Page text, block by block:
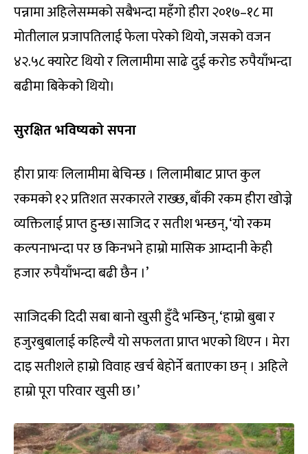
पन्नामा अहिलेसम्मको सबैभन्दा महँगो हीरा २०१७–१८ मा
मोतीलाल प्रजापतिलाई फेला परेको थियो, जसको वजन
४२.५८ क्यारेट थियो र लिलामीमा साढे दुई करोड रुपैयाँभन्दा
बढीमा बिकेको थियो।
सुरक्षित भविष्यको सपना
हीरा प्रायः लिलामीमा बेचिन्छ । लिलामीबाट प्राप्त कुल
रकमको १२ प्रतिशत सरकारले राख्छ, बाँकी रकम हीरा खोज्ने
व्यक्तिलाई प्राप्त हुन्छ।साजिद र सतीश भन्छन्, ‘यो रकम
कल्पनाभन्दा पर छ किनभने हाम्रो मासिक आम्दानी केही
हजार रुपैयाँभन्दा बढी छैन ।’
साजिदकी दिदी सबा बानो खुसी हुँदै भन्छिन्, ‘हाम्रो बुबा र
हजुरबुबालाई कहिल्यै यो सफलता प्राप्त भएको थिएन । मेरा
दाइ सतीशले हाम्रो विवाह खर्च बेहोर्ने बताएका छन् । अहिले
हाम्रो पूरा परिवार खुसी छ।’